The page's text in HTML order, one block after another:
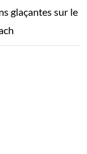
glaçantes sur le